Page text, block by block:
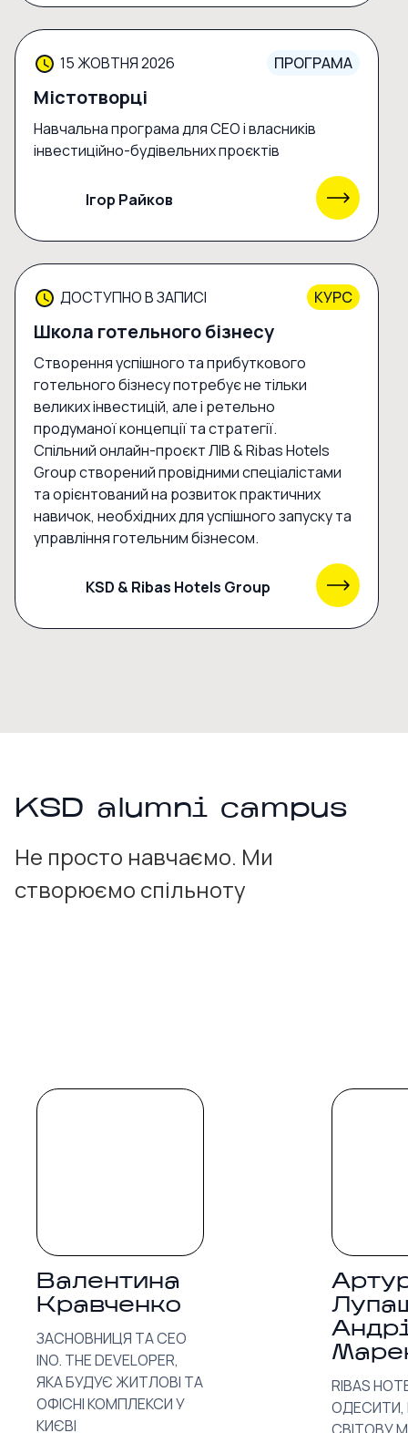
15 ЖОВТНЯ 2026 ПРОГРАМА
Містотворці
Навчальна програма для CEO і власників
інвестиційно-будівельних проєктів
Ігор Райков
ДОСТУПНО В ЗАПИСІ КУРС
Школа готельного бізнесу
Створення успішного та прибуткового
готельного бізнесу потребує не тільки
великих інвестицій, але і ретельно
продуманої концепції та стратегії.
Спільний онлайн-проєкт ЛІВ & Ribas Hotels
Group створений провідними спеціалістами
та орієнтований на розвиток практичних
навичок, необхідних для успішного запуску та
управління готельним бізнесом.
KSD & Ribas Hotels Group
KSD alumni campus
Не просто навчаємо. Ми
створюємо спільноту
Валентина
Кравченко
ЗАСНОВНИЦЯ ТА CEO
INO. THE DEVELOPER,
ЯКА БУДУЄ ЖИТЛОВІ ТА
ОФІСНІ КОМПЛЕКСИ У
КИЄВІ
RIBAS